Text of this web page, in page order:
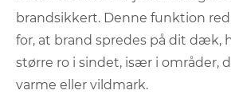
brandsikkert. Denne funktion
for, at brand spredes på dit dæk,
større ro i sindet, især i områder,
varme eller vildmark.